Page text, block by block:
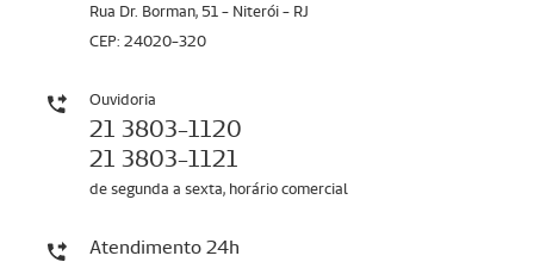
Rua Dr. Borman, 51 - Niterói - RJ
CEP: 24020-320
Ouvidoria
21 3803-1120
21 3803-1121
de segunda a sexta, horário comercial
Atendimento 24h